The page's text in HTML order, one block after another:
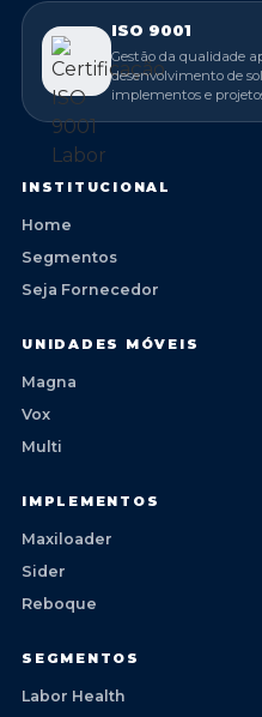
ISO 9001
Gestão da qualidade
desenvolvimento de
implementos e
INSTITUCIONAL
Home
Segmentos
Seja Fornecedor
UNIDADES MÓVEIS
Magna
Vox
Multi
IMPLEMENTOS
Maxiloader
Sider
Reboque
SEGMENTOS
Labor Health